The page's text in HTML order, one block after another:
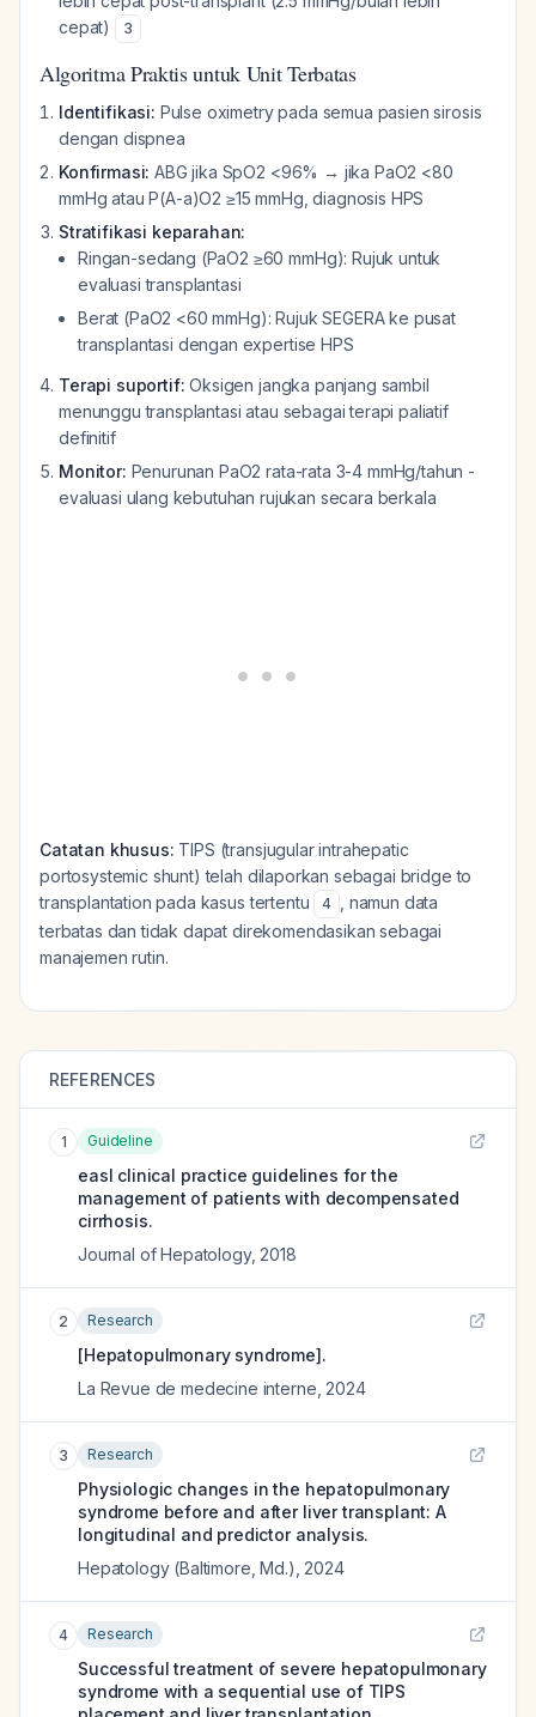
cepat)
3
Algoritma Praktis untuk Unit Terbatas
Identifikasi: Pulse oximetry pada semua pasien sirosis
dengan dispnea
Konfirmasi: ABG jika SpO2 <96% → jika PaO2 <80
mmHg atau P(A-a)O2 ≥15 mmHg, diagnosis HPS
Stratifikasi keparahan:
Ringan-sedang (PaO2 ≥60 mmHg): Rujuk untuk
evaluasi transplantasi
Berat (PaO2 <60 mmHg): Rujuk SEGERA ke pusat
transplantasi dengan expertise HPS
Terapi suportif: Oksigen jangka panjang sambil
menunggu transplantasi atau sebagai terapi paliatif
definitif
Monitor: Penurunan PaO2 rata-rata 3-4 mmHg/tahun -
evaluasi ulang kebutuhan rujukan secara berkala
Catatan khusus: TIPS (transjugular intrahepatic
portosystemic shunt) telah dilaporkan sebagai bridge to
transplantation pada kasus tertentu
4
, namun data
terbatas dan tidak dapat direkomendasikan sebagai
manajemen rutin.
REFERENCES
1 Guideline
easl clinical practice guidelines for the
management of patients with decompensated
cirrhosis.
Journal of Hepatology, 2018
2 Research
[Hepatopulmonary syndrome].
La Revue de medecine interne 2024
3 Research
Physiologic changes in the hepatopulmonary
syndrome before and after liver transplant: A
longitudinal and predictor analysis.
Hepatology (Baltimore, Md.) 2024
4 Research
Successful treatment of severe hepatopulmonary
syndrome with a sequential use of TIPS